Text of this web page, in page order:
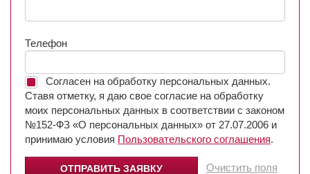
Телефон
Согласен на обработку персональных данных.
Ставя отметку, я даю свое согласие на обработку
моих персональных данных в соответствии с законом
№152-ФЗ «О персональных данных» от 27.07.2006 и
принимаю условия Пользовательского соглашения.
Очистить поля